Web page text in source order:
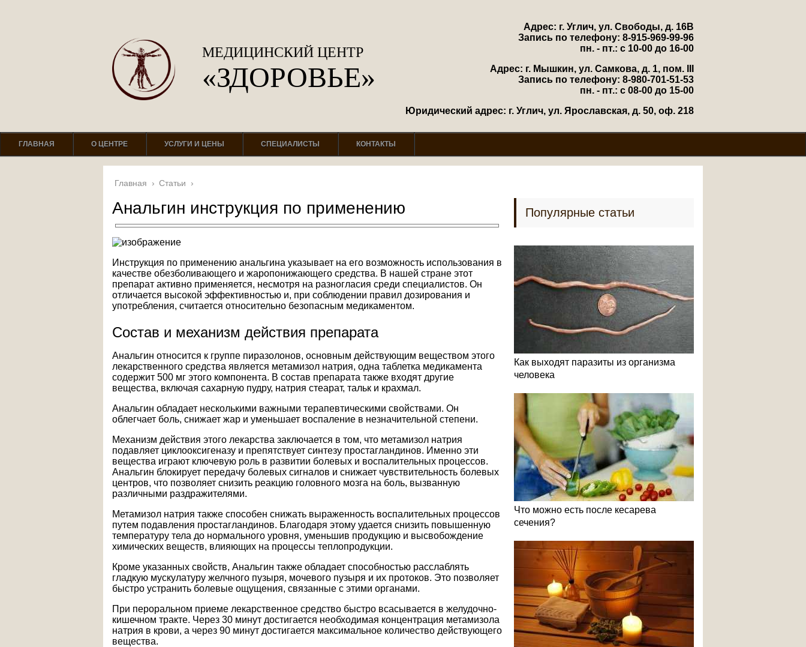
МЕДИЦИНСКИЙ ЦЕНТР
«ЗДОРОВЬЕ»
Адрес: г. Углич, ул. Свободы, д. 16В
Запись по телефону: 8-915-969-99-96
пн. - пт.: с 10-00 до 16-00
Адрес: г. Мышкин, ул. Самкова, д. 1, пом. III
Запись по телефону: 8-980-701-51-53
пн. - пт.: с 08-00 до 15-00
Юридический адрес: г. Углич, ул. Ярославская, д. 50, оф. 218
ГЛАВНАЯ О ЦЕНТРЕ УСЛУГИ И ЦЕНЫ СПЕЦИАЛИСТЫ КОНТАКТЫ
Главная › Статьи ›
Анальгин инструкция по применению
Инструкция по применению анальгина указывает на его возможность использования в
качестве обезболивающего и жаропонижающего средства. В нашей стране этот
препарат активно применяется, несмотря на разногласия среди специалистов. Он
отличается высокой эффективностью и, при соблюдении правил дозирования и
употребления, считается относительно безопасным медикаментом.
Состав и механизм действия препарата
Анальгин относится к группе пиразолонов, основным действующим веществом этого
лекарственного средства является метамизол натрия, одна таблетка медикамента
содержит 500 мг этого компонента. В состав препарата также входят другие
вещества, включая сахарную пудру, натрия стеарат, тальк и крахмал.
Анальгин обладает несколькими важными терапевтическими свойствами. Он
облегчает боль, снижает жар и уменьшает воспаление в незначительной степени.
Механизм действия этого лекарства заключается в том, что метамизол натрия
подавляет циклооксигеназу и препятствует синтезу простагландинов. Именно эти
вещества играют ключевую роль в развитии болевых и воспалительных процессов.
Анальгин блокирует передачу болевых сигналов и снижает чувствительность болевых
центров, что позволяет снизить реакцию головного мозга на боль, вызванную
различными раздражителями.
Метамизол натрия также способен снижать выраженность воспалительных процессов
путем подавления простагландинов. Благодаря этому удается снизить повышенную
температуру тела до нормального уровня, уменьшив продукцию и высвобождение
химических веществ, влияющих на процессы теплопродукции.
Кроме указанных свойств, Анальгин также обладает способностью расслаблять
гладкую мускулатуру желчного пузыря, мочевого пузыря и их протоков. Это позволяет
быстро устранить болевые ощущения, связанные с этими органами.
При пероральном приеме лекарственное средство быстро всасывается в желудочно-
кишечном тракте. Через 30 минут достигается необходимая концентрация метамизола
натрия в крови, а через 90 минут достигается максимальное количество действующего
вещества.
Популярные статьи
Как выходят паразиты из организма
человека
Что можно есть после кесарева
сечения?